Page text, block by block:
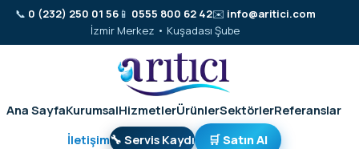
📞 0 (232) 250 01 56📱 0555 800 62 42✉️ info@aritici.com
İzmir Merkez • Kuşadası Şube
Ana SayfaKurumsalHizmetlerÜrünlerSektörlerReferanslar
İletişim🔧 Servis Kaydı 🛒 Satın Al